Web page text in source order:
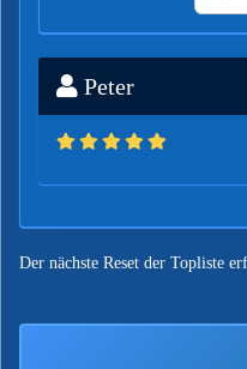
Peter
Der nächste Reset der Topliste